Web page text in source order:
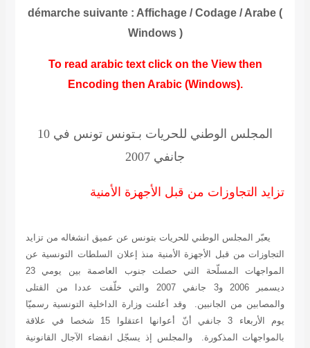
démarche suivante : Affichage / Codage / Arabe (
Windows )
To read arabic text click on the View then
Encoding then Arabic (Windows).
المجلس الوطني للحريات بـتونس
تونس في 10
جانفي 2007
تزايد التجاوزات من قبل الأجهزة الأمنية
يعبّر المجلس الوطني للحريات بتونس عن عميق انشغاله من تزايد
التجاوزات من قبل الأجهزة الأمنية منذ إعلان السلطات التونسية عن
المواجهات المسلّحة التي حصلت جنوب العاصمة بين يومي 23
ديسمبر 2006 و3 جانفي 2007 والتي خلّفت عددا من القتلى
والمصابين من الجانبين. وقد أعلنت وزارة الداخلية التونسية رسميّا
يوم الأربعاء 3 جانفي أنّ أعوانها اعتقلوا 15 شخصا في علاقة
بالمواجهات المذكورة. والمجلس إذ يسجّل انقضاء الآجال القانونية